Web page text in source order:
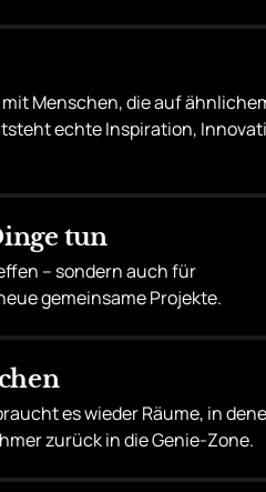
Menschen, die auf
echte Inspiration,
tun
– sondern auch für
gemeinsame Projekte.
es wieder Räume, in
zurück in die Genie-Zone.